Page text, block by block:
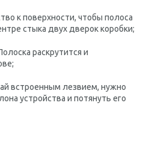
к поверхности, чтобы полоса
стыка двух дверок коробки;
раскрутится и
встроенным лезвием, нужно
устройства и потянуть его